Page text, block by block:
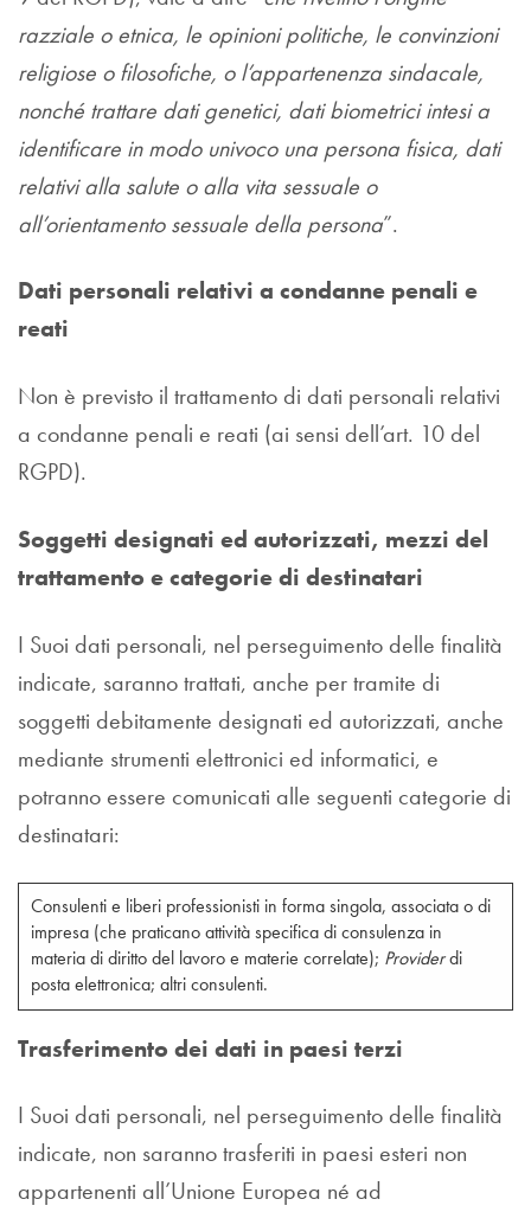
razziale o etnica, le opinioni politiche, le convinzioni
religiose o filosofiche, o l’appartenenza sindacale,
nonché trattare dati genetici, dati biometrici intesi a
identificare in modo univoco una persona fisica, dati
relativi alla salute o alla vita sessuale o
all’orientamento sessuale della persona”.
Dati personali relativi a condanne penali e
reati
Non è previsto il trattamento di dati personali relativi
a condanne penali e reati (ai sensi dell’art. 10 del
RGPD).
Soggetti designati ed autorizzati, mezzi del
trattamento e categorie di destinatari
I Suoi dati personali, nel perseguimento delle finalità
indicate, saranno trattati, anche per tramite di
soggetti debitamente designati ed autorizzati, anche
mediante strumenti elettronici ed informatici, e
potranno essere comunicati alle seguenti categorie di
destinatari:
Consulenti e liberi professionisti in forma singola, associata o di
impresa (che praticano attività specifica di consulenza in
materia di diritto del lavoro e materie correlate); Providerdi
posta elettronica; altri consulenti.
Trasferimento dei dati in paesi terzi
I Suoi dati personali, nel perseguimento delle finalità
indicate, non saranno trasferiti in paesi esteri non
appartenenti all’Unione Europea né ad